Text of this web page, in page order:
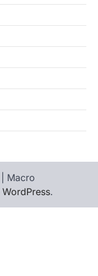
| Macro
WordPress.